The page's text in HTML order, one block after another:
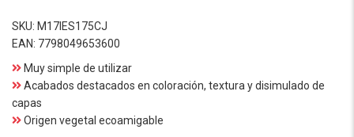
SKU: M17IES175CJ
EAN: 7798049653600
Muy simple de utilizar
Acabados destacados en coloración, textura y disimulado de
capas
Origen vegetal ecoamigable